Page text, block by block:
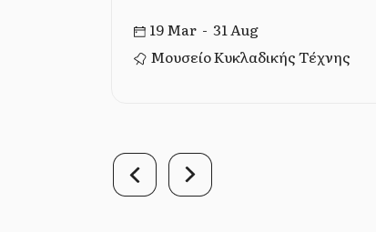
19 Mar - 31 Aug
Μουσείο Κυκλαδικής Τέχνης